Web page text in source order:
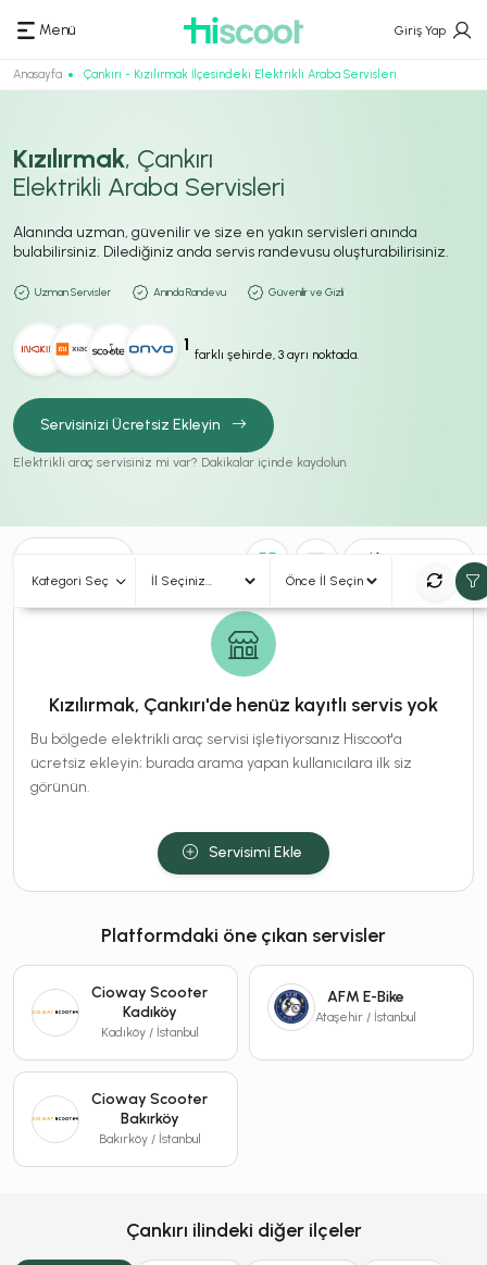
Menü Giriş Yap
Anasayfa Çankırı - Kızılırmak İlçesindeki Elektrikli Araba Servisleri
Kızılırmak, Çankırı
Elektrikli Araba Servisleri
Alanında uzman, güvenilir ve size en yakın servisleri anında
bulabilirsiniz. Dilediğiniz anda servis randevusu oluşturabilirisiniz.
Uzman Servisler Anında Randevu Güvenilir ve Gizli
1 farklı şehirde, 3 ayrı noktada.
Servisinizi Ücretsiz Ekleyin
Elektrikli araç servisiniz mi var? Dakikalar içinde kaydolun.
Kategori Seç
Kızılırmak, Çankırı'de henüz kayıtlı servis yok
Bu bölgede elektrikli araç servisi işletiyorsanız Hiscoot'a
ücretsiz ekleyin; burada arama yapan kullanıcılara ilk siz
görünün.
Servisimi Ekle
Platformdaki öne çıkan servisler
Cioway Scooter
Kadıköy
Kadıköy / İstanbul
AFM E-Bike
Ataşehir / İstanbul
Cioway Scooter
Bakırköy
Bakırköy / İstanbul
Çankırı ilindeki diğer ilçeler